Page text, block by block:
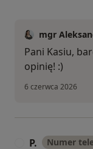
mgr
Pani Kasiu,
opinię! :)
6 czerwca 2026
P. Numer